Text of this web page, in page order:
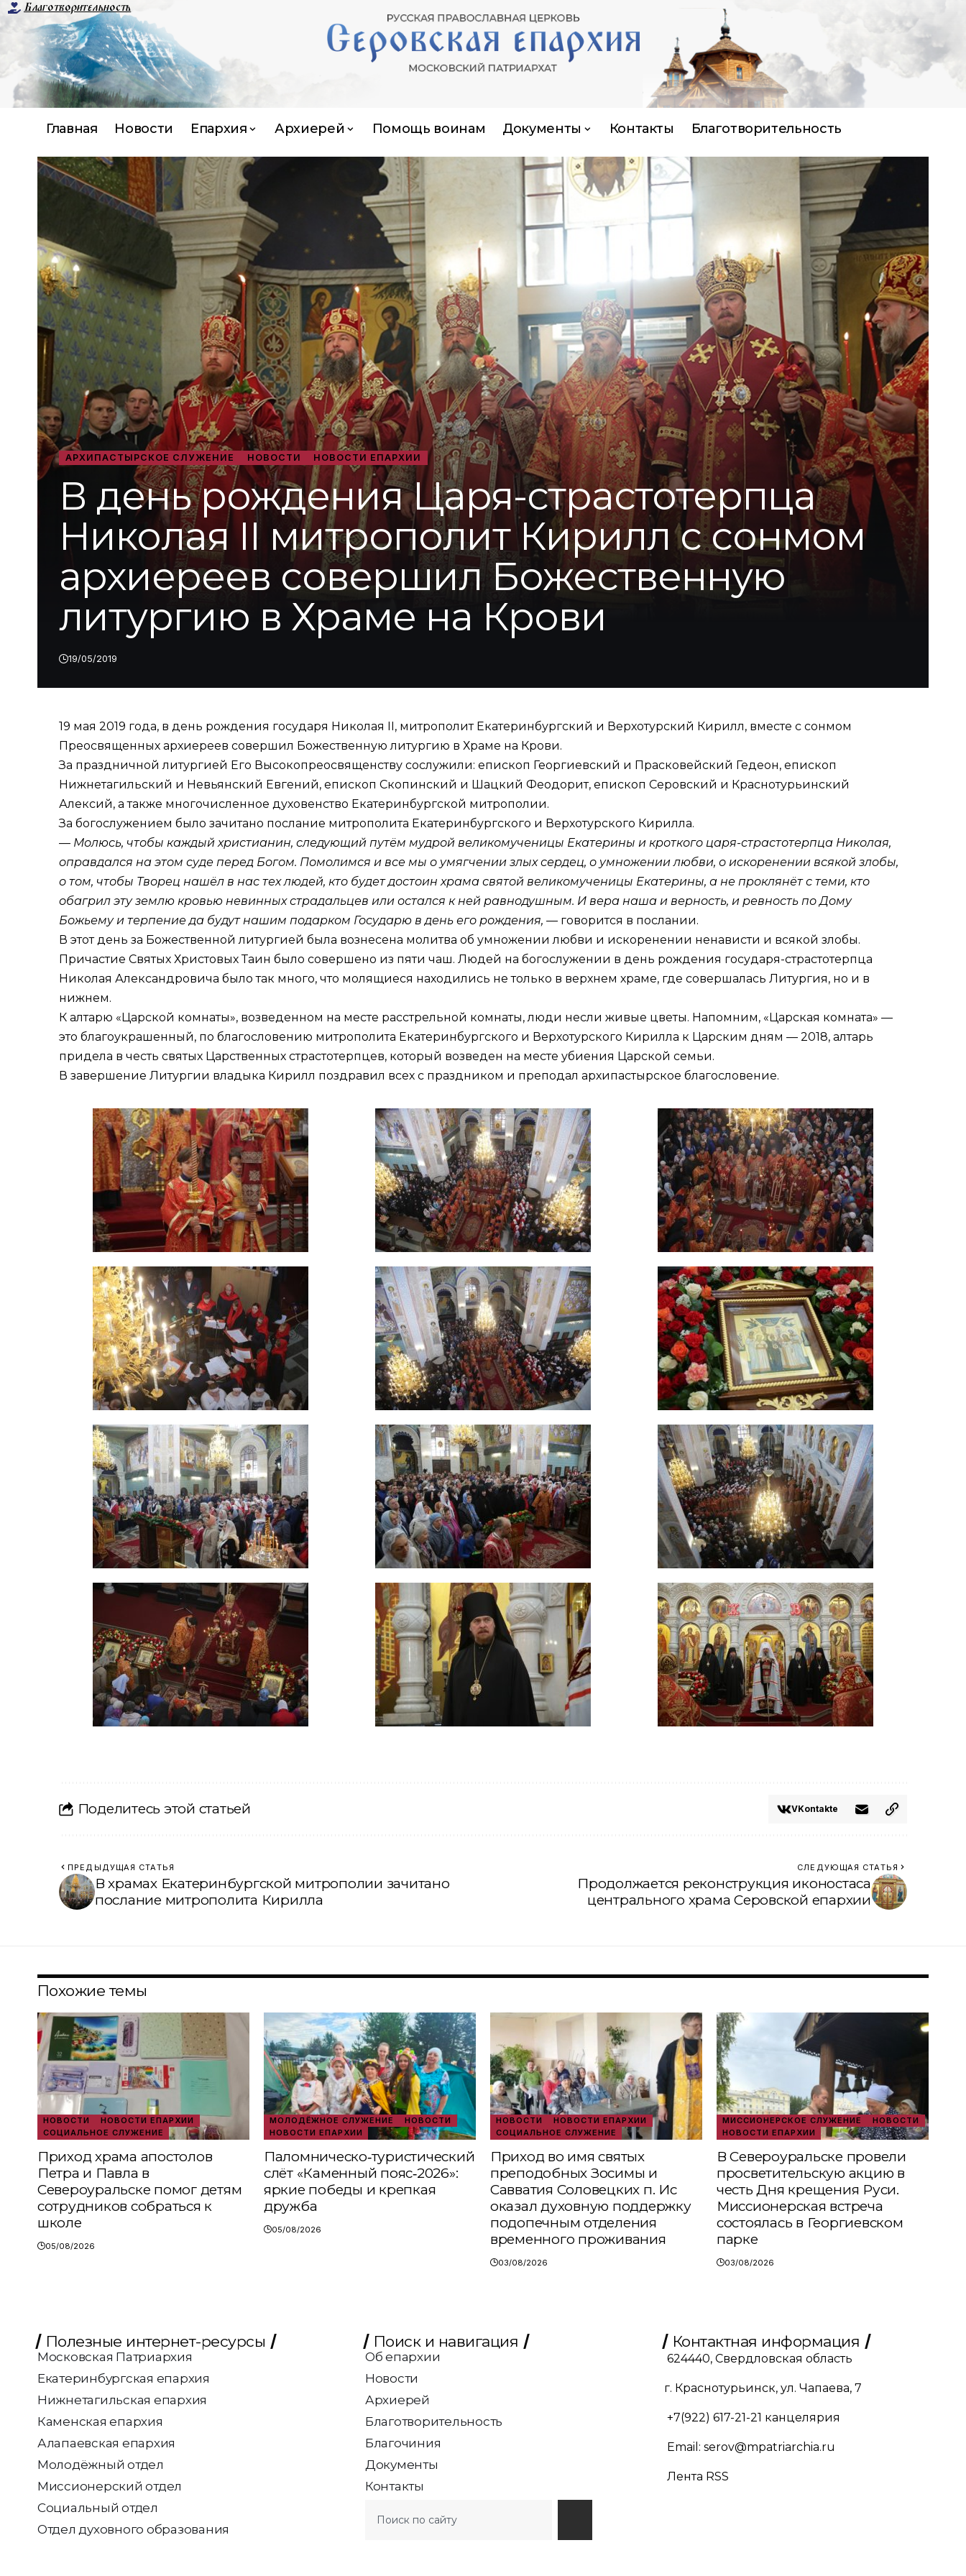
Благотворительность
Главная Новости Епархия Архиерей Помощь воинам Документы Контакты Благотворительность
АРХИПАСТЫРСКОЕ СЛУЖЕНИЕ НОВОСТИ НОВОСТИ ЕПАРХИИ
В день рождения Царя-страстотерпца
Николая II митрополит Кирилл с сонмом
архиереев совершил Божественную
литургию в Храме на Крови
19/05/2019
19 мая 2019 года, в день рождения государя Николая II, митрополит Екатеринбургский и Верхотурский Кирилл, вместе с сонмом
Преосвященных архиереев совершил Божественную литургию в Храме на Крови.
За праздничной литургией Его Высокопреосвященству сослужили: епископ Георгиевский и Прасковейский Гедеон, епископ
Нижнетагильский и Невьянский Евгений, епископ Скопинский и Шацкий Феодорит, епископ Серовский и Краснотурьинский
Алексий, а также многочисленное духовенство Екатеринбургской митрополии.
За богослужением было зачитано послание митрополита Екатеринбургского и Верхотурского Кирилла.
— Молюсь, чтобы каждый христианин, следующий путём мудрой великомученицы Екатерины и кроткого царя-страстотерпца Николая,
оправдался на этом суде перед Богом. Помолимся и все мы о умягчении злых сердец, о умножении любви, о искоренении всякой злобы,
о том, чтобы Творец нашёл в нас тех людей, кто будет достоин храма святой великомученицы Екатерины, а не проклянёт с теми, кто
обагрил эту землю кровью невинных страдальцев или остался к ней равнодушным. И вера наша и верность, и ревность по Дому
Божьему и терпение да будут нашим подарком Государю в день его рождения, — говорится в послании.
В этот день за Божественной литургией была вознесена молитва об умножении любви и искоренении ненави­сти и всякой злобы.
Причастие Святых Христовых Таин было совершено из пяти чаш. Людей на богослужении в день рождения государя-страстотерпца
Николая Александровича было так много, что молящиеся находились не только в верхнем храме, где совершалась Литургия, но и в
нижнем.
К алтарю «Царской комнаты», возведенном на месте расстрельной комнаты, люди несли живые цветы. Напомним, «Царская комната» —
это благоукрашенный, по благословению митрополита Екатеринбургского и Верхотурского Кирилла к Царским дням — 2018, алтарь
придела в честь святых Царственных страстотерпцев, который возведен на месте убиения Царской семьи.
В завершение Литургии владыка Кирилл поздравил всех с праздником и преподал архипастырское благословение.
Поделитесь этой статьей VKontakte
ПРЕДЫДУЩАЯ СТАТЬЯ
В храмах Екатеринбургской митрополии зачитано
послание митрополита Кирилла
СЛЕДУЮЩАЯ СТАТЬЯ
Продолжается реконструкция иконостаса
центрального храма Серовской епархии
Похожие темы
НОВОСТИ
НОВОСТИ ЕПАРХИИ
СОЦИАЛЬНОЕ СЛУЖЕНИЕ
Приход храма апостолов
Петра и Павла в
Североуральске помог детям
сотрудников собраться к
школе
05/08/2026
МОЛОДЁЖНОЕ СЛУЖЕНИЕ
НОВОСТИ
НОВОСТИ ЕПАРХИИ
Паломническо‑туристический
слёт «Каменный пояс‑2026»:
яркие победы и крепкая
дружба
05/08/2026
НОВОСТИ
НОВОСТИ ЕПАРХИИ
СОЦИАЛЬНОЕ СЛУЖЕНИЕ
Приход во имя святых
преподобных Зосимы и
Савватия Соловецких п. Ис
оказал духовную поддержку
подопечным отделения
временного проживания
03/08/2026
МИССИОНЕРСКОЕ СЛУЖЕНИЕ
НОВОСТИ
НОВОСТИ ЕПАРХИИ
В Североуральске провели
просветительскую акцию в
честь Дня крещения Руси.
Миссионерская встреча
состоялась в Георгиевском
парке
03/08/2026
Полезные интернет-ресурсы
Московская Патриархия
Екатеринбургская епархия
Нижнетагильская епархия
Каменская епархия
Алапаевская епархия
Молодёжный отдел
Миссионерский отдел
Социальный отдел
Отдел духовного образования
Поиск и навигация
Об епархии
Новости
Архиерей
Благотворительность
Благочиния
Документы
Контакты
Контактная информация
624440, Свердловская область
г. Краснотурьинск, ул. Чапаева, 7
+7(922) 617-21-21 канцелярия
Email: serov@mpatriarchia.ru
Лента RSS